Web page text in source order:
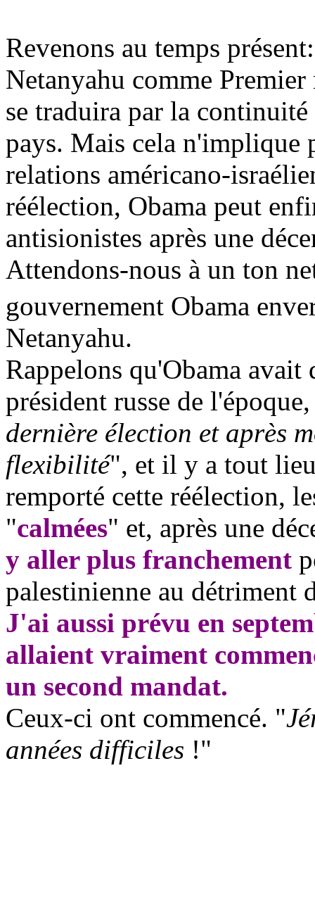
Revenons au temps
Netanyahu comme
se traduira par la
pays. Mais cela n'implique
relations américano-
réélection, Obama peut
antisionistes après une
Attendons-nous à un ton
gouvernement Obama
Netanyahu.
Rappelons qu'Obama avait
président russe de
dernière élection et après
flexibilité", et il y a tout
remporté cette réélection,
"calmées" et, après une
y aller plus franchement
palestinienne au détriment
J'ai aussi prévu en
allaient vraiment
un second mandat.
Ceux-ci ont commencé. "
années difficiles !"